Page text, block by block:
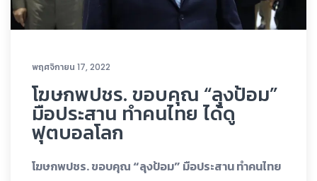
พฤศจิกายน 17, 2022
โฆษกพปชร. ขอบคุณ “ลุงป้อม”
มือประสาน ทำคนไทย ได้ดู
ฟุตบอลโลก
โฆษกพปชร. ขอบคุณ “ลุงป้อม” มือประสาน ทำคนไทย